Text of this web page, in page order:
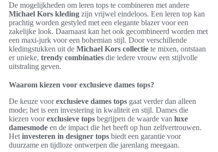
De mogelijkheden om leren tops te combineren met andere
Michael Kors kleding zijn vrijwel eindeloos. Een leren top kan
prachtig worden gestyled met een elegante blazer voor een
zakelijke look. Daarnaast kan het ook gecombineerd worden met
een maxi-jurk voor een bohemian stijl. Door verschillende
kledingstukken uit de Michael Kors collectie te mixen, ontstaan
er unieke, trendy combinaties die iedere vrouw een stijlvolle
uitstraling geven.
Waarom kiezen voor exclusieve dames tops?
De keuze voorexclusieve dames tops gaat verder dan alleen
mode; het is een investering in kwaliteit en stijl. Dames die
kiezen voorexclusieve tops begrijpen de waarde van luxe
damesmode en de impact die het heeft op hun zelfvertrouwen.
Het investeren in designer tops biedt een garantie voor
duurzame en tijdloze ontwerpen die jarenlang meegaan.